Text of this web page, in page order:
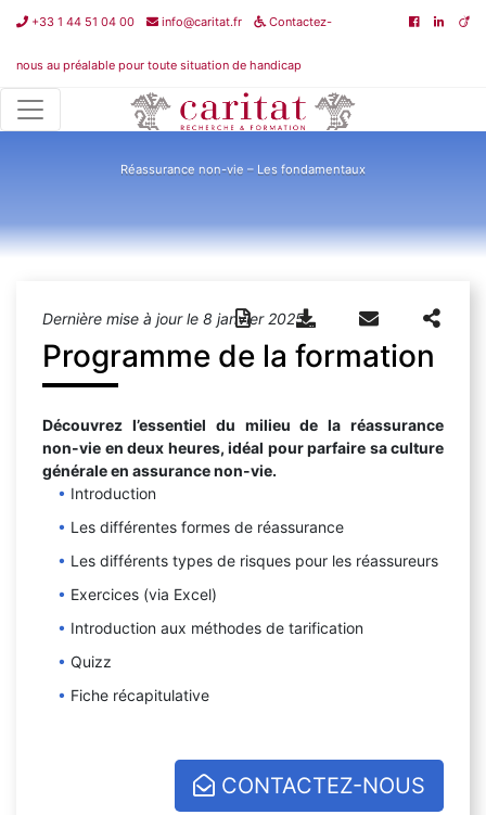
+33 1 44 51 04 00 info@caritat.fr Contactez-
nous au préalable pour toute situation de handicap
Fast learning Réassurance non-vie – Les fondamentaux
Réassurance non-vie – Les fondamentaux
Dernière mise à jour le 8 janvier 2025
Programme de la formation
Découvrez l’essentiel du milieu de la réassurance
non-vie en deux heures, idéal pour parfaire sa culture
générale en assurance non-vie.
Introduction
Les différentes formes de réassurance
Les différents types de risques pour les réassureurs
Exercices (via Excel)
Introduction aux méthodes de tarification
Quizz
Fiche récapitulative
CONTACTEZ-NOUS